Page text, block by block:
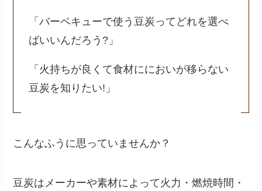
「バーベキューで使う豆炭ってどれを選べ
ばいいんだろう?」
「火持ちが良くて食材ににおいが移らない
豆炭を知りたい!」
こんなふうに思っていませんか？
豆炭はメーカーや素材によって火力・燃焼時間・